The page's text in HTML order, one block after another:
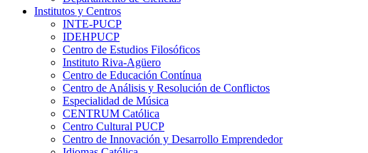
Institutos y Centros
INTE-PUCP
IDEHPUCP
Centro de Estudios Filosóficos
Instituto Riva-Agüero
Centro de Educación Contínua
Centro de Análisis y Resolución de Conflictos
Especialidad de Música
CENTRUM Católica
Centro Cultural PUCP
Centro de Innovación y Desarrollo Emprendedor